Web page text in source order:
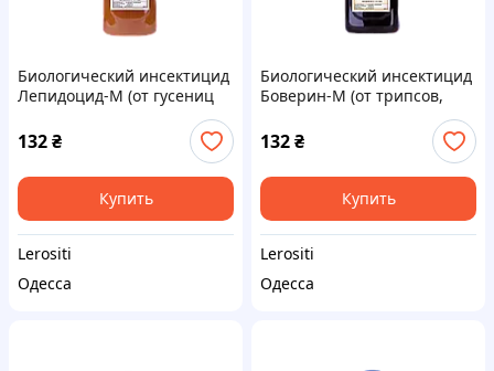
Биологический инсектицид
Лепидоцид-М (от гусениц
чешуекрылых, Bacillus
thuringiensis)
132₴
Купить
Lerositi
Одесса
Биологический инсектицид
Боверин-М (от трипсов,
белокрылки и почвенных
вредителей, Beauveria
bassiana)
132₴
Купить
Lerositi
Одесса